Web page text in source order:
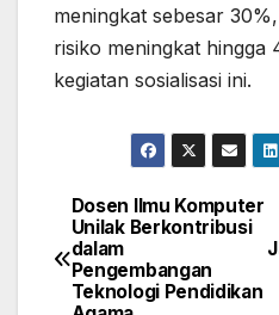
meningkat sebesar
risiko meningkat hingga
kegiatan sosialisasi ini.
Post
navigation
Dosen Ilmu Komputer
Unilak Berkontribusi
dalam
Pengembangan
Teknologi Pendidikan